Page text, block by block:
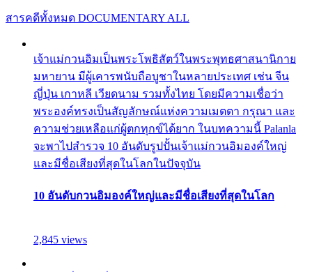
สารคดีทั้งหมด DOCUMENTARY ALL
เจ้าแม่กวนอิมเป็นพระโพธิสัตว์ในพระพุทธศาสนานิกาย
มหายาน มีผู้เคารพนับถือบูชาในหลายประเทศ เช่น จีน
ญี่ปุ่น เกาหลี เวียดนาม รวมทั้งไทย โดยมีความเชื่อว่า
พระองค์ทรงเป็นสัญลักษณ์แห่งความเมตตา กรุณา และ
ความช่วยเหลือแก่ผู้ตกทุกข์ได้ยาก ในบทความนี้ Palanla
จะพาไปสำรวจ 10 อันดับรูปปั้นเจ้าแม่กวนอิมองค์ใหญ่
และมีชื่อเสียงที่สุดในโลกในปัจจุบัน
10 อันดับกวนอิมองค์ใหญ่และมีชื่อเสียงที่สุดในโลก
2,845 views